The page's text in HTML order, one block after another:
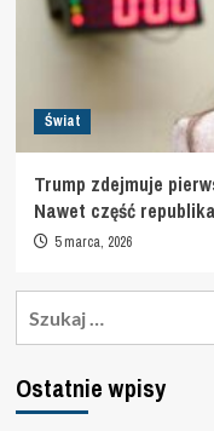
Świat
Trump zdejmuje
Nawet część
5 marca, 2026
Ostatnie wpisy